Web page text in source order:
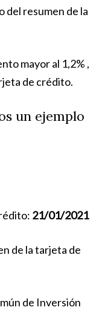
del resumen de la
mayor al 1,2% ,
de crédito.
un ejemplo
21/01/2021
de la tarjeta de
de Inversión